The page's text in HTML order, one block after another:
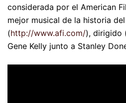
considerada por el American
mejor musical de la historia
(http://www.afi.com/), dirigido
Gene Kelly junto a Stanley